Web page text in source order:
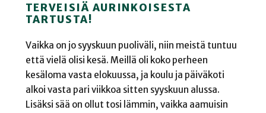
TERVEISIÄ AURINKOISESTA
TARTUSTA!
Vaikka on jo syyskuun puoliväli, niin meistä tuntuu
että vielä olisi kesä. Meillä oli koko perheen
kesäloma vasta elokuussa, ja koulu ja päiväkoti
alkoi vasta pari viikkoa sitten syyskuun alussa.
Lisäksi sää on ollut tosi lämmin, vaikka aamuisin